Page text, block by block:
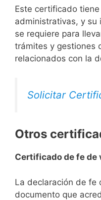
Este certificado
administrativas, y su
se requiere para
trámites y gestiones
relacionados con la
Solicitar
Otros
Certificado de fe de
La declaración de fe
documento que